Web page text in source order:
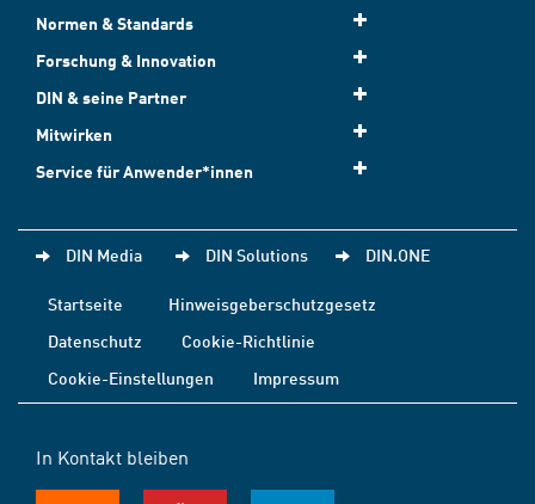
Normen & Standards
Forschung & Innovation
DIN & seine Partner
Mitwirken
Service für Anwender*innen
DIN Media DIN Solutions DIN.ONE
Startseite
Hinweisgeberschutzgesetz
Datenschutz
Cookie-Richtlinie
Cookie-Einstellungen
Impressum
In Kontakt bleiben